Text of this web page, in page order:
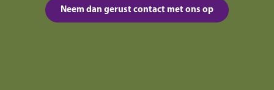
Neem dan gerust contact met ons op